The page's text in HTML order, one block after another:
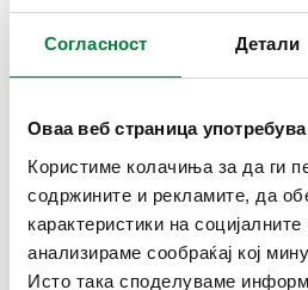
Согласност Детали
Оваа веб страница
Користиме колачиња за да ги
содржините и рекламите, да
карактеристики на
анализираме сообраќај кој
Исто така споделуваме
ОПИС НА ПРОИЗВОДОТ
Комплет со челични држачи за
Со изолација.
ТЕХНИЧКИ ПОДАТОЦИ